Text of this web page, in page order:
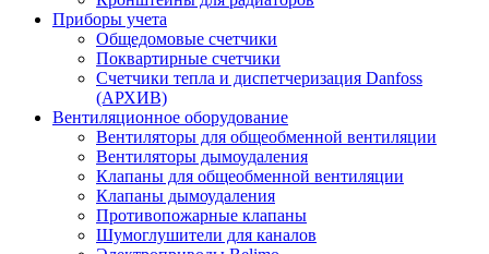
Приборы учета
Общедомовые счетчики
Поквартирные счетчики
Счетчики тепла и диспетчеризация Danfoss
(АРХИВ)
Вентиляционное оборудование
Вентиляторы для общеобменной вентиляции
Вентиляторы дымоудаления
Клапаны для общеобменной вентиляции
Клапаны дымоудаления
Противопожарные клапаны
Шумоглушители для каналов